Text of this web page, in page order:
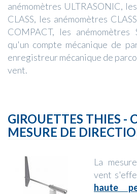
anémomètres ULTRASONIC,
CLASS, les anémomètres
COMPACT, les anémomètres
qu'un compte mécanique de
enregistreur mécanique de
vent.
GIROUETTES THIES -
MESURE DE
La
vent
haute